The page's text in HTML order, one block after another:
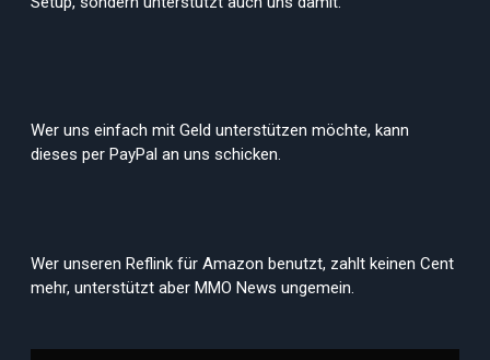
Wer uns einfach mit Geld unterstützen möchte, kann
dieses per PayPal an uns schicken.
Wer unseren Reflink für Amazon benutzt, zahlt keinen Cent
mehr, unterstützt aber MMO News ungemein.